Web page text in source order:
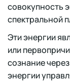
совокупность
спектральной
Эти энергии
или
сознание
энергии